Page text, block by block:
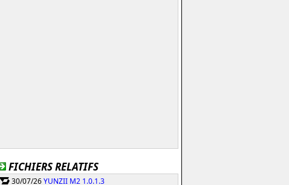
FICHIERS RELATIFS
30/07/26YUNZII M2 1.0.1.3